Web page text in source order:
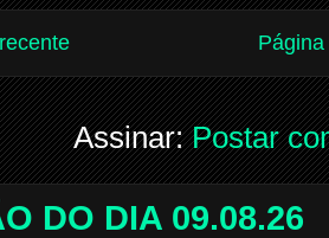
Assinar:Postar
DO DIA 09.08.26